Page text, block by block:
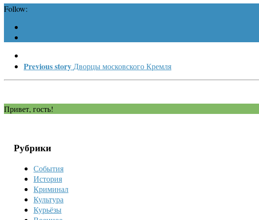
Follow:
Previous story Дворцы московского Кремля
Привет, гость!
Рубрики
События
История
Криминал
Культура
Курьёзы